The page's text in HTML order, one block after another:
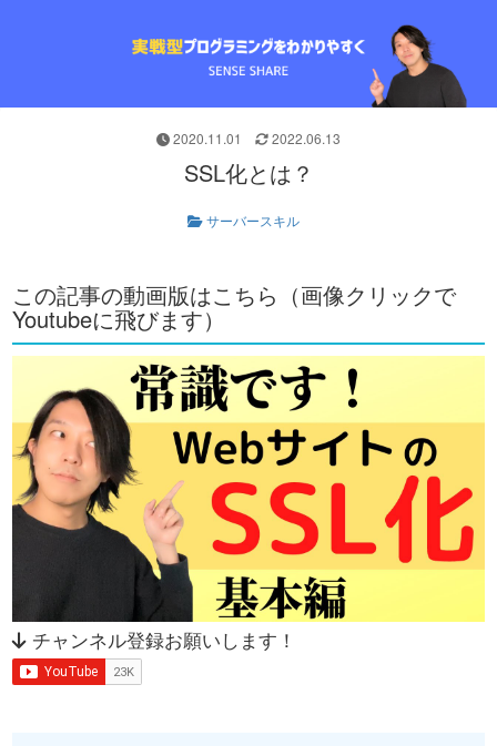
2020.11.01 2022.06.13
SSL化とは？
サーバースキル
この記事の動画版はこちら（画像クリックで
Youtubeに飛びます）
チャンネル登録お願いします！